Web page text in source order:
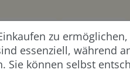
zu
essenziell, während
Sie können selbst